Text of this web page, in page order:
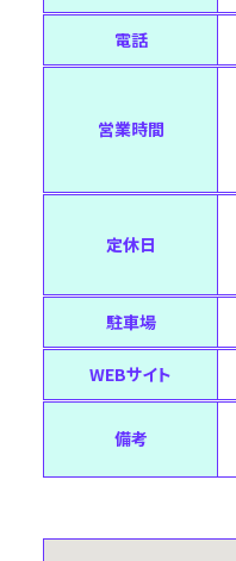
電話
営業時間
定休日
駐車場
WEBサイト
備考